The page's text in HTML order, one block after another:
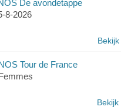
De avondetappe
8-2026
NOS Tour de France
Femmes